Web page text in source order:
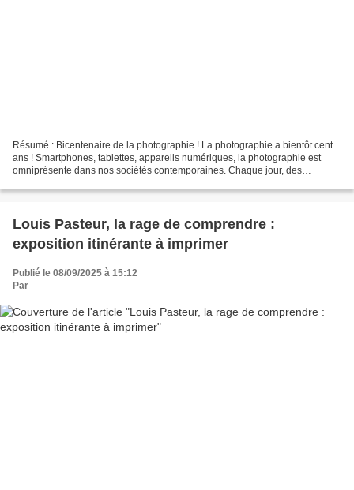
Résumé : Bicentenaire de la photographie ! La photographie a bientôt cent
ans ! Smartphones, tablettes, appareils numériques, la photographie est
omniprésente dans nos sociétés contemporaines. Chaque jour, des
Louis Pasteur, la rage de comprendre :
exposition itinérante à imprimer
Publié le 08/09/2025 à 15:12
Par